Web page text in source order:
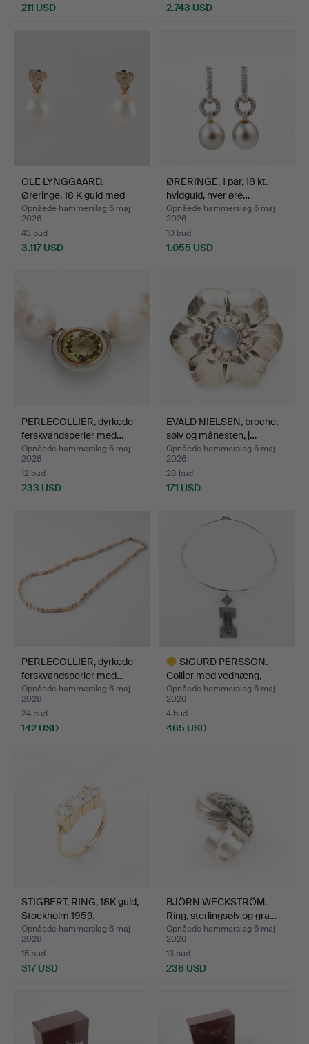
211 USD 2.743 USD
OLE LYNGGAARD.
Øreringe, 18 K guld med
bri…
Opnåede hammerslag 6 maj
2026
43 bud
3.117 USD
ØRERINGE, 1 par, 18 kt.
hvidguld, hver øre…
Opnåede hammerslag 6 maj
2026
10 bud
1.055 USD
PERLECOLLIER, dyrkede
ferskvandsperler med…
Opnåede hammerslag 6 maj
2026
12 bud
233 USD
EVALD NIELSEN, broche,
sølv og månesten, j…
Opnåede hammerslag 6 maj
2026
28 bud
171 USD
PERLECOLLIER, dyrkede
ferskvandsperler med…
Opnåede hammerslag 6 maj
2026
24 bud
142 USD
SIGURD PERSSON.
Collier med vedhæng,
sterl…
Opnåede hammerslag 6 maj
2026
4 bud
465 USD
STIGBERT, RING, 18K guld,
Stockholm 1959.
Opnåede hammerslag 6 maj
2026
15 bud
317 USD
BJÖRN WECKSTRÖM.
Ring, sterlingsølv og gra…
Opnåede hammerslag 6 maj
2026
13 bud
238 USD